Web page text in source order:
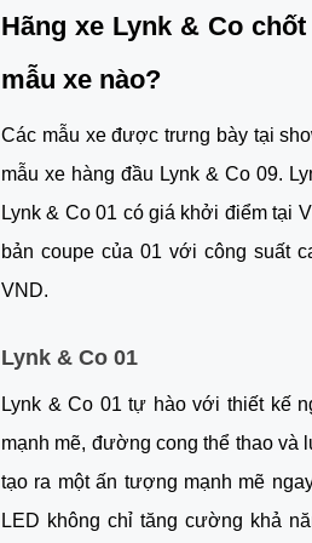
Hãng xe Lynk & Co
mẫu xe nào?
Các mẫu xe được trưng bày tại
mẫu xe hàng đầu Lynk & Co 09.
Lynk & Co 01 có giá khởi điểm tại
bản coupe của 01 với công suất
VND.
Lynk & Co 01
Lynk & Co 01 tự hào với thiết kế
mạnh mẽ, đường cong thể thao
tạo ra một ấn tượng mạnh mẽ
LED không chỉ tăng cường khả